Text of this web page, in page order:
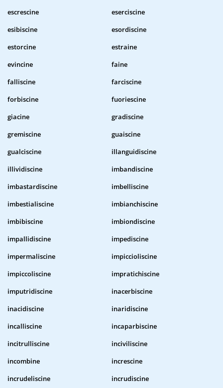
escrescine
eserciscine
esibiscine
esordiscine
estorcine
estraine
evincine
faine
falliscine
farciscine
forbiscine
fuoriescine
giacine
gradiscine
gremiscine
guaiscine
gualciscine
illanguidiscine
illividiscine
imbandiscine
imbastardiscine
imbelliscine
imbestialiscine
imbianchiscine
imbibiscine
imbiondiscine
impallidiscine
impediscine
impermaliscine
impiccioliscine
impiccoliscine
impratichiscine
imputridiscine
inacerbiscine
inacidiscine
inaridiscine
incalliscine
incaparbiscine
incitrulliscine
inciviliscine
incombine
increscine
incrudeliscine
incrudiscine